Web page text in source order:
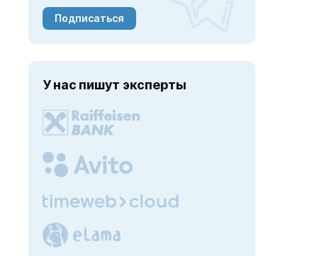
Подписаться
У нас пишут эксперты